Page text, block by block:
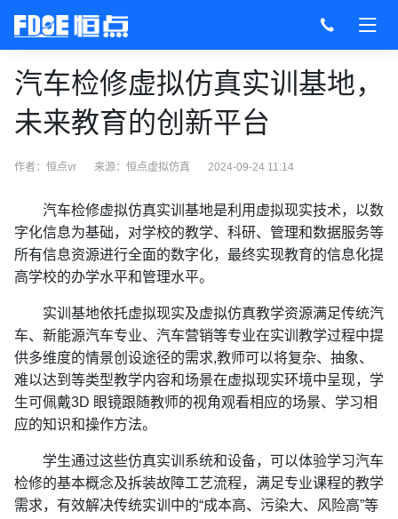
汽车检修虚拟仿真实训基地，
未来教育的创新平台
作者：恒点vr 来源： 恒点虚拟仿真 2024-09-24 11:14
汽车检修虚拟仿真实训基地是利用虚拟现实技术，以数
字化信息为基础，对学校的教学、科研、管理和数据服务等
所有信息资源进行全面的数字化，最终实现教育的信息化提
高学校的办学水平和管理水平。
实训基地依托虚拟现实及虚拟仿真教学资源满足传统汽
车、新能源汽车专业、汽车营销等专业在实训教学过程中提
供多维度的情景创设途径的需求,教师可以将复杂、抽象、
难以达到等类型教学内容和场景在虚拟现实环境中呈现，学
生可佩戴3D 眼镜跟随教师的视角观看相应的场景、学习相
应的知识和操作方法。
学生通过这些仿真实训系统和设备，可以体验学习汽车
检修的基本概念及拆装故障工艺流程，满足专业课程的教学
需求，有效解决传统实训中的“成本高、污染大、风险高”等